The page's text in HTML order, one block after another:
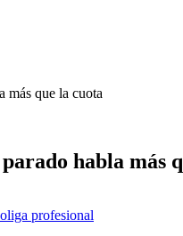
más que la cuota
habla más
liga profesional